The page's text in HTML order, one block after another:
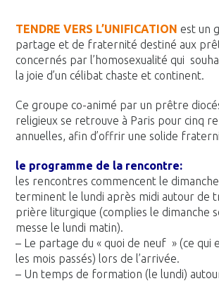
TENDRE VERS L’UNIFICATION est un
partage et de fraternité destiné aux
concernés par l’homosexualité qui
la joie d’un célibat chaste et continent.
Ce groupe co-animé par un prêtre
religieux se retrouve à Paris pour cinq
annuelles, afin d’offrir une solide
le programme de la rencontre:
les rencontres commencent le
terminent le lundi après midi autour de
prière liturgique (complies le dimanche
messe le lundi matin).
– Le partage du « quoi de neuf » (ce qui
les mois passés) lors de l’arrivée.
– Un temps de formation (le lundi)